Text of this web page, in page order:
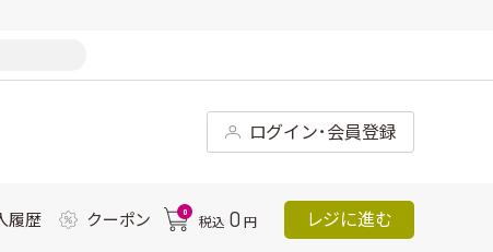
ログイン･会員登録
履歴 クーポン 0
税込 0 円 レジに進む